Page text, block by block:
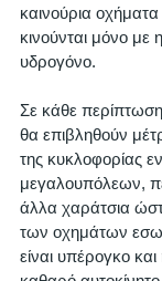
καινούρια οχήματα
κινούνται μόνο με
υδρογόνο.
Σε κάθε
θα επιβληθούν
της κυκλοφορίας
μεγαλουπόλεων,
άλλα χαράτσια
των οχημάτων
είναι υπέρογκο